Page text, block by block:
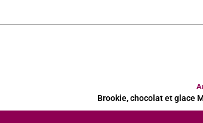
Brookie, chocolat et glace